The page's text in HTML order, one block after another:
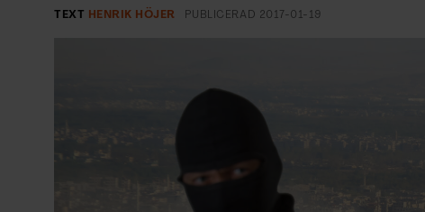
SKRIV I F&F
ANNONSERA I F&F
OM F&F
TEXT HENRIK HÖJER PUBLICERAD 2017-01-19